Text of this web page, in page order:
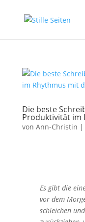
Die beste
Produktivität im
von Ann-Christin |
Es gibt die
vor dem
schleichen